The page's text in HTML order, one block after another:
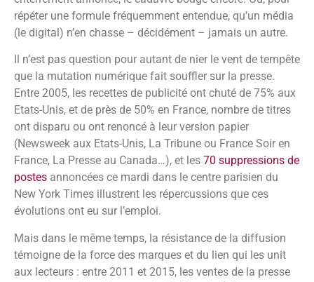
répéter une formule fréquemment entendue, qu’un média
(le digital) n’en chasse – décidément – jamais un autre.
Il n’est pas question pour autant de nier le vent de tempête
que la mutation numérique fait souffler sur la presse.
Entre 2005, les recettes de publicité ont chuté de 75% aux
Etats-Unis, et de près de 50% en France, nombre de titres
ont disparu ou ont renoncé à leur version papier
(Newsweek aux Etats-Unis, La Tribune ou France Soir en
France, La Presse au Canada…), et les 70 suppressions de
postes annoncées ce mardi dans le centre parisien du
New York Times illustrent les répercussions que ces
évolutions ont eu sur l’emploi.
Mais dans le même temps, la résistance de la diffusion
témoigne de la force des marques et du lien qui les unit
aux lecteurs : entre 2011 et 2015, les ventes de la presse